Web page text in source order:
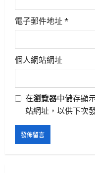
電子郵件地址*
個人網站網址
在瀏覽器中儲存顯
站網址，以供下次